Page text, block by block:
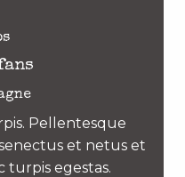
Pellentesque
et netus et
turpis egestas.